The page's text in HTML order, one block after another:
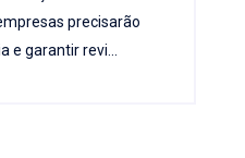
precisarão
e garantir revi...